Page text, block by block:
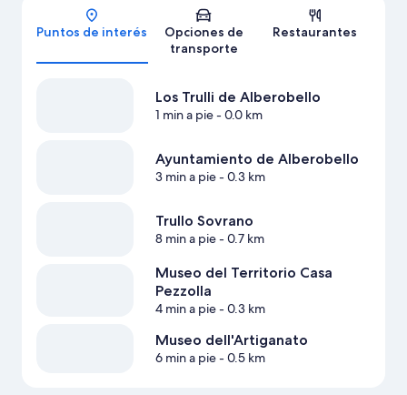
Mapa
Puntos de interés
Opciones de
transporte
Restaurantes
Los Trulli de Alberobello
1 min a pie- 0.0 km
Ayuntamiento de Alberobello
3 min a pie- 0.3 km
Trullo Sovrano
8 min a pie- 0.7 km
Museo del Territorio Casa
Pezzolla
4 min a pie- 0.3 km
Museo dell'Artiganato
6 min a pie- 0.5 km